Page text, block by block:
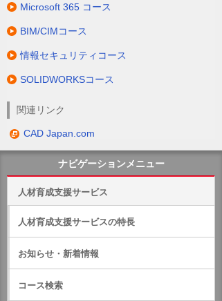
Microsoft 365 コース
BIM/CIMコース
情報セキュリティコース
SOLIDWORKSコース
関連リンク
CAD Japan.com
ナビゲーションメニュー
人材育成支援サービス
人材育成支援サービスの特長
お知らせ・新着情報
コース検索